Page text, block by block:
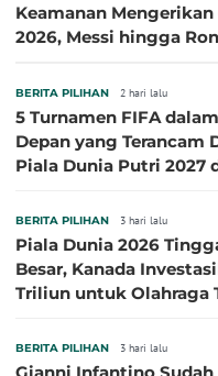
Keamanan
2026, Messi hingga
BERITA PILIHAN 2 hari lalu
5 Turnamen FIFA
Depan yang Terancam
Piala Dunia Putri 2027
BERITA PILIHAN 3 hari lalu
Piala Dunia 2026
Besar, Kanada
Triliun untuk Olahraga
BERITA PILIHAN 3 hari lalu